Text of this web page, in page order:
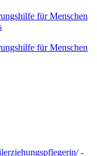
für Menschen
für Menschen
-